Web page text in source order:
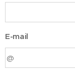
E-mail